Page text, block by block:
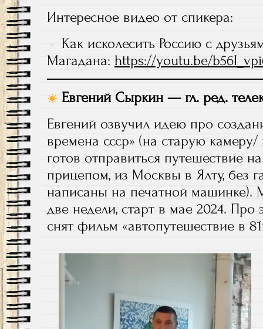
Интересное видео от спикера:
Как исколесить Россию с
Магадана: https://youtu.be/
Евгений Сыркин — гл. ред.
Евгений озвучил идею про
времена ссср» (на старую
готов отправиться путешествие
прицепом, из Москвы в Ялту, без
написаны на печатной машинке).
две недели, старт в мае 2024. Про
снят фильм «автопутешествие в